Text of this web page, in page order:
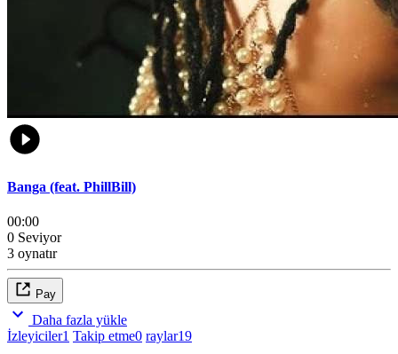
Banga (feat. PhillBill)
00:00
0 Seviyor
3 oynatır
Pay
Daha fazla yükle
İzleyiciler1 Takip etme0 raylar19